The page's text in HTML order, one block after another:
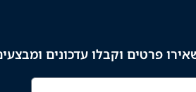
פרטים וקבלו עדכונים